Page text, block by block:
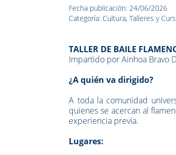
Fecha publicación: 24/06/2026
Categoría: Cultura, Talleres y
TALLER DE BAILE
Impartido por Ainhoa Bravo
¿A quién va dirigido?
A toda la comunidad
quienes se acercan al
experiencia previa.
Lugares: